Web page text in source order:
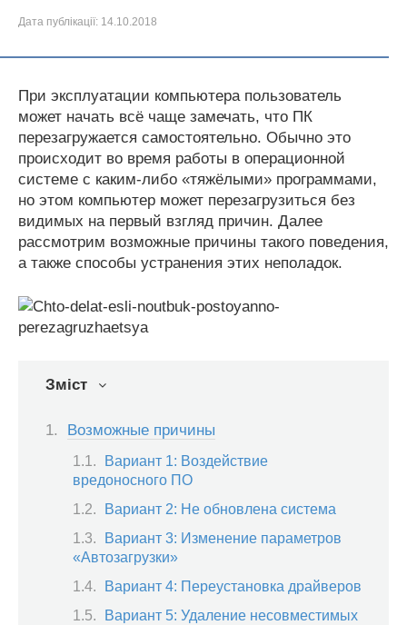
Дата публікації: 14.10.2018
При эксплуатации компьютера пользователь
может начать всё чаще замечать, что ПК
перезагружается самостоятельно. Обычно это
происходит во время работы в операционной
системе с каким-либо «тяжёлыми» программами,
но этом компьютер может перезагрузиться без
видимых на первый взгляд причин. Далее
рассмотрим возможные причины такого поведения,
а также способы устранения этих неполадок.
Зміст
Возможные причины
Вариант 1: Воздействие
вредоносного ПО
Вариант 2: Не обновлена система
Вариант 3: Изменение параметров
«Автозагрузки»
Вариант 4: Переустановка драйверов
Вариант 5: Удаление несовместимых